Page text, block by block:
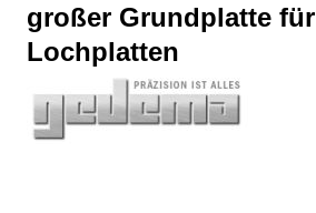
großer Grundplatte für
Lochplatten